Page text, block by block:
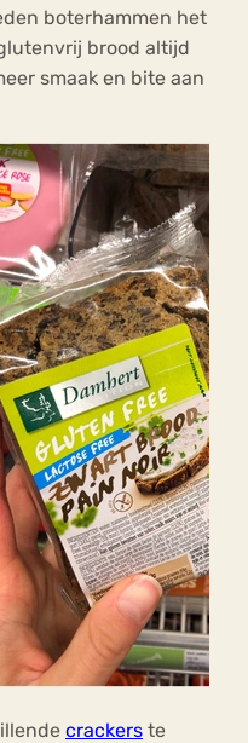
boterhammen het
brood altijd
smaak en bite aan
crackers te